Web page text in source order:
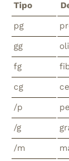
Tipo
pg
gg
fg
cg
/p
/g
/m